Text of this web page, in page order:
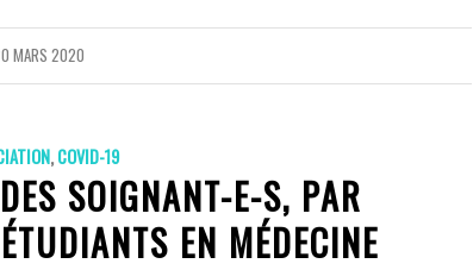
MARS 2020
,COVID-19
SOIGNANT-E-S, PAR
EN MÉDECINE